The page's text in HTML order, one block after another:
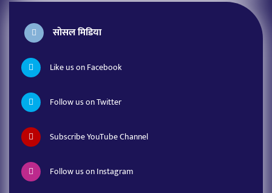
सोसल मिडिया
Like us on Facebook
Follow us on Twitter
Subscribe YouTube Channel
Follow us on Instagram